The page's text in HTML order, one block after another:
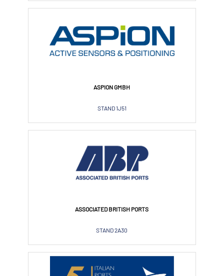
ASPION GMBH
STAND 1J51
ASSOCIATED BRITISH PORTS
STAND 2A30